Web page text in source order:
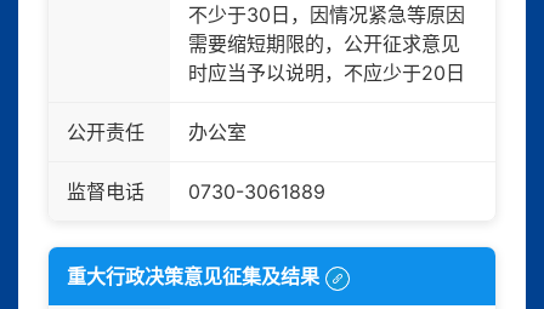
不少于30日，因情况紧急等原因
需要缩短期限的，公开征求意见
时应当予以说明，不应少于20日
公开责任 办公室
监督电话 0730-3061889
重大行政决策意见征集及结果